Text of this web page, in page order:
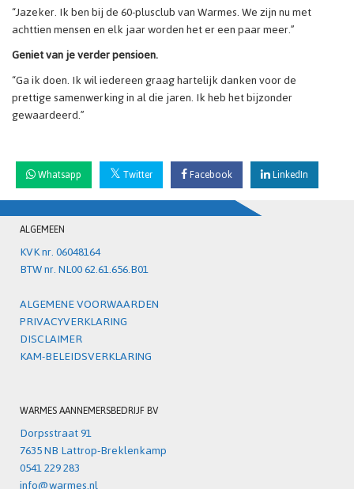
“Jazeker. Ik ben bij de 60-plusclub van Warmes. We zijn nu met
achttien mensen en elk jaar worden het er een paar meer.”
Geniet van je verder pensioen.
“Ga ik doen. Ik wil iedereen graag hartelijk danken voor de
prettige samenwerking in al die jaren. Ik heb het bijzonder
gewaardeerd.”
Whatsapp Twitter Facebook LinkedIn
ALGEMEEN
KVK nr. 06048164
BTW nr. NL00 62.61.656.B01
ALGEMENE VOORWAARDEN
PRIVACYVERKLARING
DISCLAIMER
KAM-BELEIDSVERKLARING
WARMES AANNEMERSBEDRIJF BV
Dorpsstraat 91
7635 NB Lattrop-Breklenkamp
0541 229 283